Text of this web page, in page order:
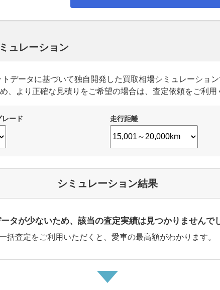
ュレーション
データに基づいて独自開発した買取相場シミュレーショ
、より正確な見積りをご希望の場合は、査定依頼をご利用
レード 走行距離
シミュレーション結果
タが少ないため、該当の査定実績は見つかりませんで
括査定をご利用いただくと、愛車の最高額がわかります。